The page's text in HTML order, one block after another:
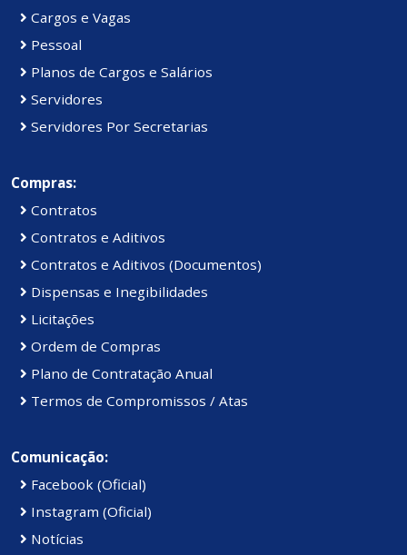
Cargos e Vagas
Pessoal
Planos de Cargos e Salários
Servidores
Servidores Por Secretarias
Compras:
Contratos
Contratos e Aditivos
Contratos e Aditivos (Documentos)
Dispensas e Inegibilidades
Licitações
Ordem de Compras
Plano de Contratação Anual
Termos de Compromissos / Atas
Comunicação:
Facebook (Oficial)
Instagram (Oficial)
Notícias